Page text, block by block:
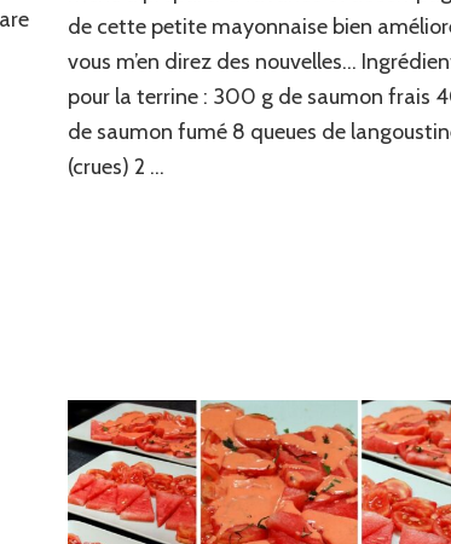
langoustines
verte
de cette petite mayonnaise bien
vous m’en direz des nouvelles…
pour la terrine : 300 g de saumon frais
de saumon fumé 8 queues de
(crues) 2 …